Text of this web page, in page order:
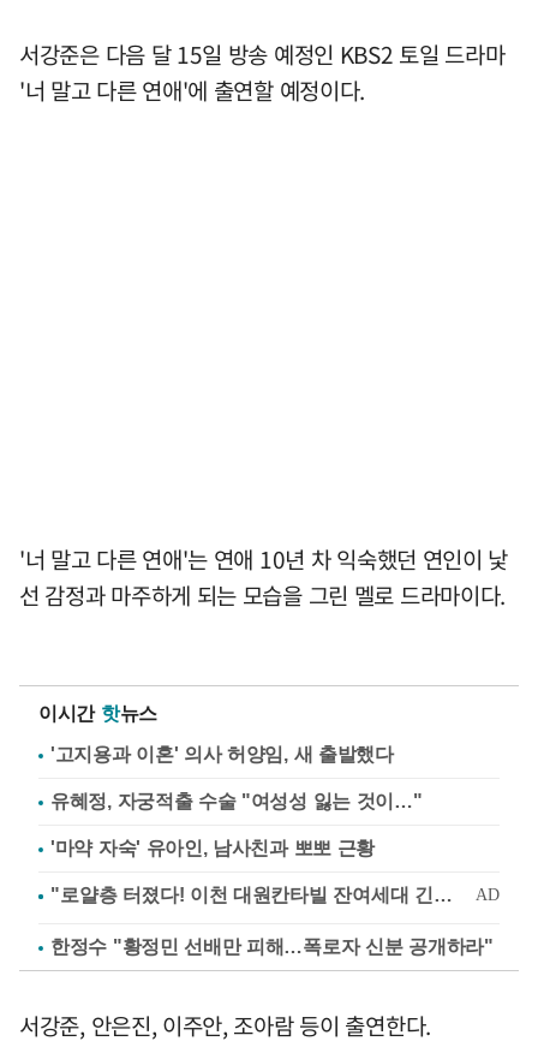
서강준은 다음 달 15일 방송 예정인 KBS2 토일 드라마
'너 말고 다른 연애'에 출연할 예정이다.
'너 말고 다른 연애'는 연애 10년 차 익숙했던 연인이 낯
선 감정과 마주하게 되는 모습을 그린 멜로 드라마이다.
이시간 핫뉴스
'고지용과 이혼' 의사 허양임, 새 출발했다
유혜정, 자궁적출 수술 "여성성 잃는 것이…"
'마약 자숙' 유아인, 남사친과 뽀뽀 근황
한정수 "황정민 선배만 피해…폭로자 신분 공개하라"
서강준, 안은진, 이주안, 조아람 등이 출연한다.